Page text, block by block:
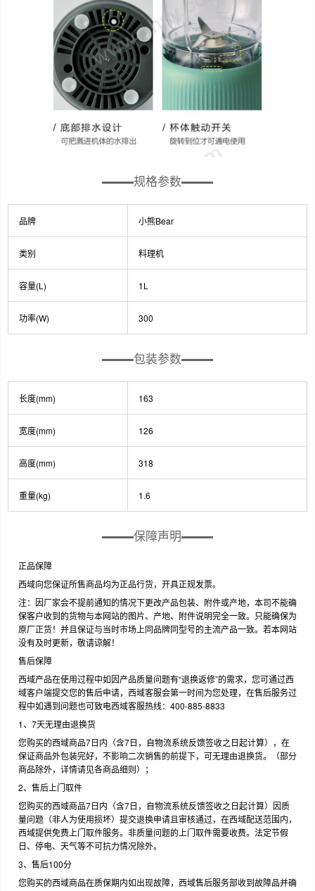
规格参数
品牌 小熊Bear
类别 料理机
容量(L) 1L
功率(W) 300
包装参数
长度(mm) 163
宽度(mm) 126
高度(mm) 318
重量(kg) 1.6
保障声明
正品保障
西域向您保证所售商品均为正品行货，开具正规发票。
注：因厂家会不提前通知的情况下更改产品包装、附件或产地，本司不能确
保客户收到的货物与本网站的图片、产地、附件说明完全一致。只能确保为
原厂正货！并且保证与当时市场上同品牌同型号的主流产品一致。若本网站
没有及时更新，敬请谅解！
售后保障
西域产品在使用过程中如因产品质量问题有“退换返修”的需求，您可通过西
域客户端提交您的售后申请，西域客服会第一时间为您处理，在售后服务过
程中如遇到问题也可致电西域客服热线：400-885-8833
1、7天无理由退换货
您购买的西域商品7日内（含7日，自物流系统反馈签收之日起计算），在
保证商品外包装完好，不影响二次销售的前提下，可无理由退换货。（部分
商品除外，详情请见各商品细则）；
2、售后上门取件
您购买的西域商品7日内（含7日，自物流系统反馈签收之日起计算）因质
量问题（非人为使用损坏）提交退换申请且审核通过，在西域配送范围内，
西域提供免费上门取件服务。非质量问题的上门取件需要收费。法定节假
日、停电、天气等不可抗力情况除外。
3、售后100分
您购买的西域商品在质保期内如出现故障，西域售后服务部收到故障品并确